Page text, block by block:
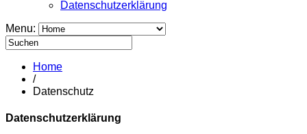
Datenschutzerklärung
Menu:
Home
/
Datenschutz
Datenschutzerklärung